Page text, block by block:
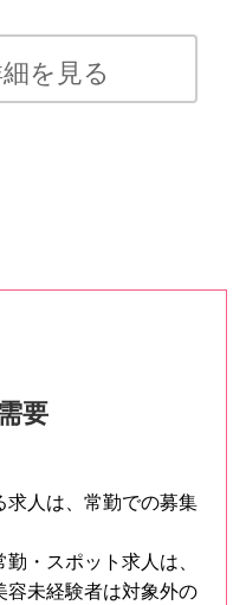
を見る
要
人は、常勤での募集
・スポット求人は、
未経験者は対象外の